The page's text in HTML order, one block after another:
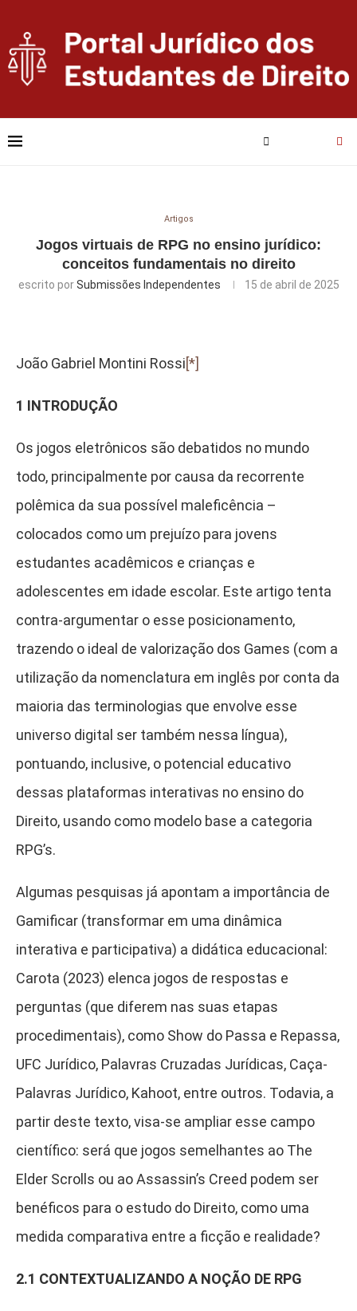
Artigos
Jogos virtuais de RPG no ensino jurídico:
conceitos fundamentais no direito
escrito porSubmissões Independentes 15 de abril de 2025
João Gabriel Montini Rossi[*]
1 INTRODUÇÃO
Os jogos eletrônicos são debatidos no mundo
todo, principalmente por causa da recorrente
polêmica da sua possível maleficência –
colocados como um prejuízo para jovens
estudantes acadêmicos e crianças e
adolescentes em idade escolar. Este artigo tenta
contra-argumentar o esse posicionamento,
trazendo o ideal de valorização dos Games (com a
utilização da nomenclatura em inglês por conta da
maioria das terminologias que envolve esse
universo digital ser também nessa língua),
pontuando, inclusive, o potencial educativo
dessas plataformas interativas no ensino do
Direito, usando como modelo base a categoria
RPG’s.
Algumas pesquisas já apontam a importância de
Gamificar (transformar em uma dinâmica
interativa e participativa) a didática educacional:
Carota (2023) elenca jogos de respostas e
perguntas (que diferem nas suas etapas
procedimentais), como Show do Passa e Repassa,
UFC Jurídico, Palavras Cruzadas Jurídicas, Caça-
Palavras Jurídico, Kahoot, entre outros. Todavia, a
partir deste texto, visa-se ampliar esse campo
científico: será que jogos semelhantes ao The
Elder Scrolls ou ao Assassin’s Creed podem ser
benéficos para o estudo do Direito, como uma
medida comparativa entre a ficção e realidade?
2.1 CONTEXTUALIZANDO A NOÇÃO DE RPG